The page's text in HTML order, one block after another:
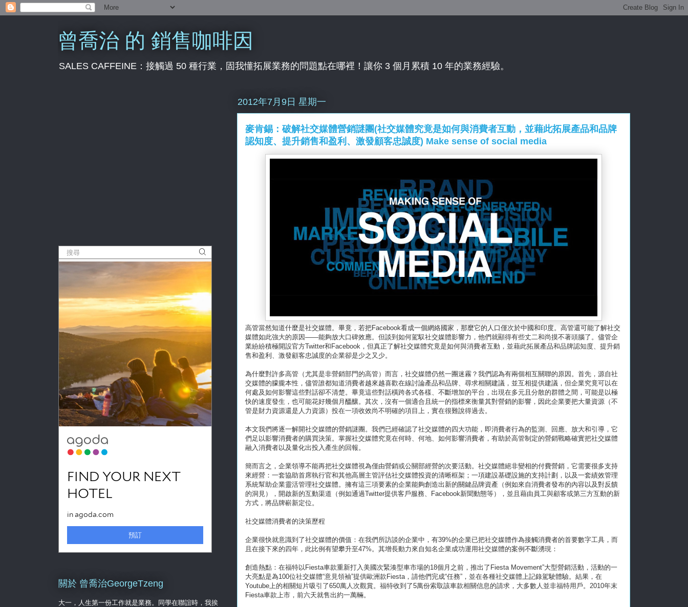
曾喬治 的 銷售咖啡因
SALES CAFFEINE：接觸過 50 種行業，固我懂拓展業務的問題點在哪裡！讓你 3 個月累積 10 年的業務經驗。
2012年7月9日 星期一
麥肯錫：破解社交媒體營銷謎團(社交媒體究竟是如何與消費者互動，並藉此拓展產品和品牌
認知度、提升銷售和盈利、激發顧客忠誠度) Make sense of social media
高管當然知道什麼是社交媒體。畢竟，若把Facebook看成一個網絡國家，那麼它的人口僅次於中國和印度。高管還可能了解社交
媒體如此強大的原因——能夠放大口碑效應。但談到如何駕馭社交媒體影響力，他們就顯得有些丈二和尚摸不著頭腦了。儘管企
業紛紛積極開設官方Twitter和Facebook，但真正了解社交媒體究竟是如何與消費者互動，並藉此拓展產品和品牌認知度、提升銷
售和盈利、激發顧客忠誠度的企業卻是少之又少。
為什麼對許多高管（尤其是非營銷部門的高管）而言，社交媒體仍然一團迷霧？我們認為有兩個相互關聯的原因。首先，源自社
交媒體的朦朧本性，儘管誰都知道消費者越來越喜歡在線討論產品和品牌、尋求相關建議，並互相提供建議，但企業究竟可以在
何處及如何影響這些對話卻不清楚。畢竟這些對話橫跨各式各樣、不斷增加的平台，出現在多元且分散的群體之間，可能是以極
快的速度發生，也可能花好幾個月醞釀。其次，沒有一個適合且統一的指標來衡量其對營銷的影響，因此企業要把大量資源（不
管是財力資源還是人力資源）投在一項收效尚不明確的項目上，實在很難說得過去。
本文我們將逐一解開社交媒體的營銷謎團。我們已經確認了社交媒體的四大功能，即消費者行為的監測、回應、放大和引導，它
們足以影響消費者的購買決策。掌握社交媒體究竟在何時、何地、如何影響消費者，有助於高管制定的營銷戰略確實把社交媒體
融入消費者以及量化出投入產生的回報。
簡而言之，企業領導不能再把社交媒體視為僅由營銷或公關部經營的次要活動。社交媒體絕非變相的付費營銷，它需要很多支持
來經營：一套協助首席執行官和其他高層主管評估社交媒體投資的清晰框架；一項建設基礎設施的支持計劃，以及一套績效管理
系統幫助企業靈活管理社交媒體。擁有這三項要素的企業能夠創造出新的關鍵品牌資產（例如來自消費者發布的內容以及對反饋
的洞見），開啟新的互動渠道（例如通過Twitter提供客戶服務、Facebook新聞動態等），並且藉由員工與顧客或第三方互動的新
方式，將品牌嶄新定位。
社交媒體消費者的決策歷程
企業很快就意識到了社交媒體的價值：在我們所訪談的企業中，有39%的企業已把社交媒體作為接觸消費者的首要數字工具，而
且在接下來的四年，此比例有望攀升至47%。其增長動力來自知名企業成功運用社交媒體的案例不斷湧現：
創造熱點：在福特以Fiesta車款重新打入美國次緊湊型車市場的18個月之前，推出了Fiesta Movement”大型營銷活動，活動的一
大亮點是為100位社交​​媒體“意見領袖”提供歐洲款Fiesta，請他們完成“任務”，並在各種社交媒體上記錄駕駛體驗。結果，在
Youtube上的相關短片吸引了650萬人次觀賞。福特收到了5萬份索取該車款相關信息的請求，大多數人並非福特用戶。2010年末
Fiesta車款上市，前六天就售出約一萬輛。
關於 曾喬治GeorgeTzeng
大一，人生第一份工作就是業務。同學在聯誼時，我挨